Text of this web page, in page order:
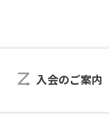
入会のご案内